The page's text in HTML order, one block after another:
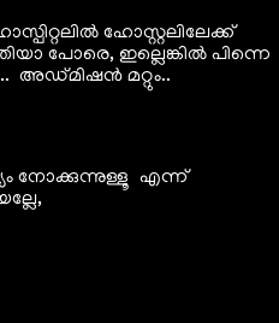
ഹോസ്റ്റലിലേക്ക്
പോരെ, ഇല്ലെങ്കിൽ പിന്നെ
അഡ്മിഷൻ മറ്റും..
നോക്കുന്നുള്ളൂ എന്ന്